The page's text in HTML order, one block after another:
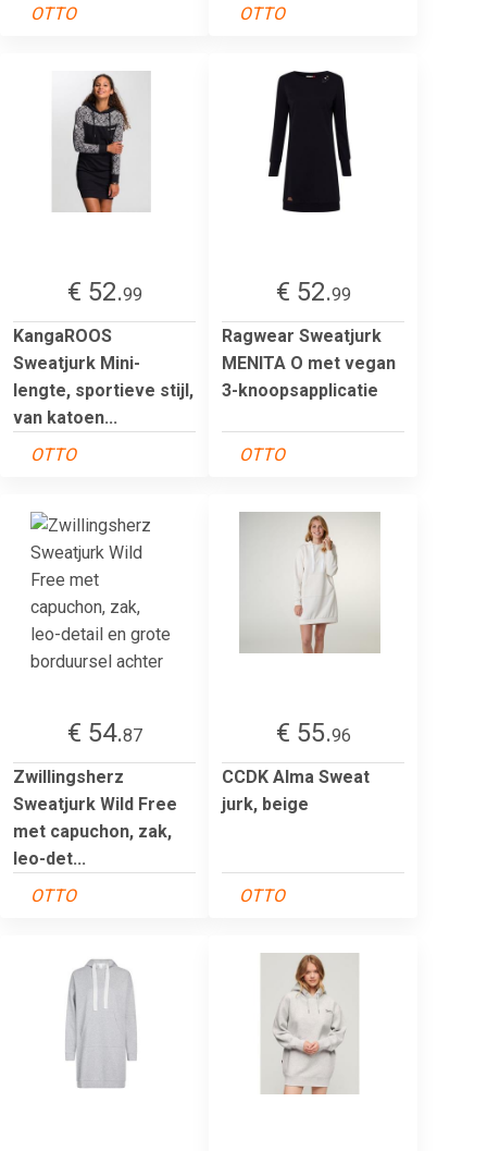
OTTO
OTTO
€ 52.99
KangaROOS
Sweatjurk Mini-
lengte, sportieve stijl,
van katoen...
OTTO
€ 52.99
Ragwear Sweatjurk
MENITA O met vegan
3-knoopsapplicatie
OTTO
€ 54.87
Zwillingsherz
Sweatjurk Wild Free
met capuchon, zak,
leo-det...
OTTO
€ 55.96
CCDK Alma Sweat
jurk, beige
OTTO